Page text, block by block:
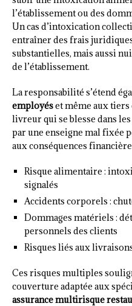
l’établissement ou des
Un cas d’intoxication
entraîner des frais
substantielles, mais aussi
de l’établissement.
La responsabilité s’étend
employéset même aux
livreur qui se blesse dans
par une enseigne mal fixée
aux conséquences
Risque alimentaire :
signalés
Accidents corporels :
Dommages matériels :
personnels des clients
Risques liés aux
Ces risques multiples
couverture adaptée aux
assurance multirisque